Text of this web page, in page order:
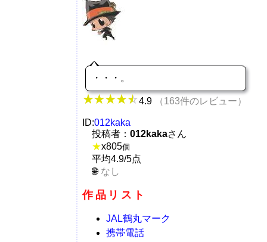
・・・。
4.9 （163件のレビュー）
ID:012kaka
投稿者： 012kakaさん
★x805個
平均4.9/5点
なし
作品リスト
JAL鶴丸マーク
携帯電話